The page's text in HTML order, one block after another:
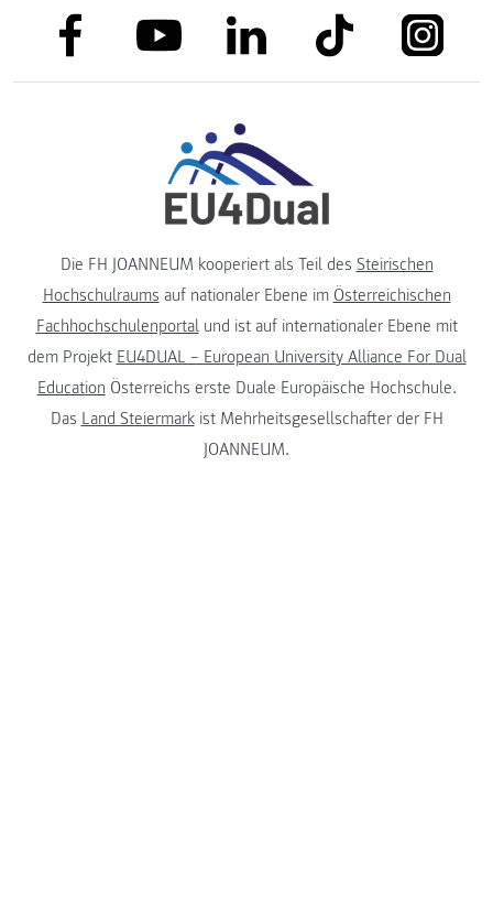
link to facebooklink to youtubelink to linkedinlink to tiktok link to
Die FH JOANNEUM kooperiert als Teil des Steirischen
Hochschulraums auf nationaler Ebene im Österreichischen
Fachhochschulenportalund ist auf internationaler Ebene mit
dem Projekt EU4DUAL – European University Alliance For Dual
Education Österreichs erste Duale Europäische Hochschule.
Das Land Steiermarkist Mehrheitsgesellschafter der FH
JOANNEUM.